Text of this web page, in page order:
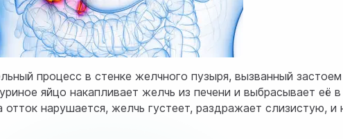
процесс в стенке желчного пузыря, вызванный застоем
яйцо накапливает желчь из печени и выбрасывает её в
нарушается, желчь густеет, раздражает слизистую, и